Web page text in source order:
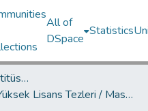
All of
DSpace
Statistics
Lisansüstü Eğitim Enstitüsü / Postgraduate Education Institute
Yüksek Lisans Tezleri / Master's Theses